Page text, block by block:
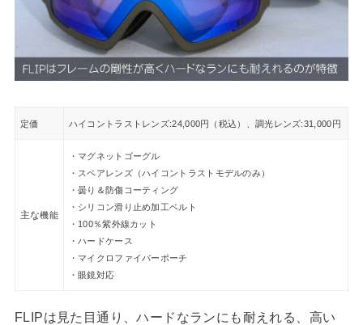
定価 ハイコントラスト レンズ:24,000円（税込）、調光レンズ:31,000円
主な機能
・ マグネットゴーグル
・スペアレンズ（ハイコントラストモデルのみ）
・曇り＆防傷コーティング
・シリコン滑り止め加工ベルト
・100％紫外線カット
・ハードケース
・マイクロファイバーポーチ
・眼鏡対応
FLIPは見た目通り、ハードなランにも耐えれる、高い